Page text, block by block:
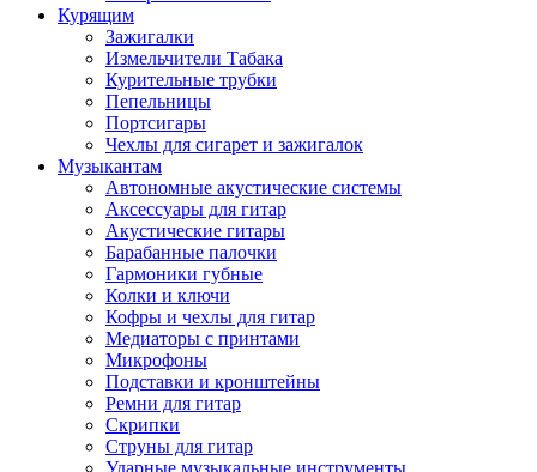
Курящим
Зажигалки
Измельчители Табака
Курительные трубки
Пепельницы
Портсигары
Чехлы для сигарет и зажигалок
Музыкантам
Автономные акустические системы
Аксессуары для гитар
Акустические гитары
Барабанные палочки
Гармоники губные
Колки и ключи
Кофры и чехлы для гитар
Медиаторы с принтами
Микрофоны
Подставки и кронштейны
Ремни для гитар
Скрипки
Струны для гитар
Ударные музыкальные инструменты